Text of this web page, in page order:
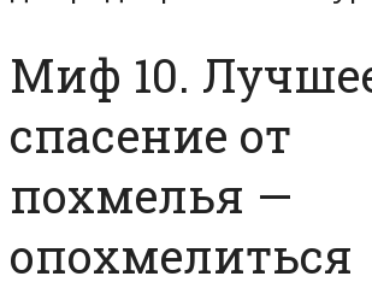
Миф 10.
спасение от
похмелья —
опохмелиться